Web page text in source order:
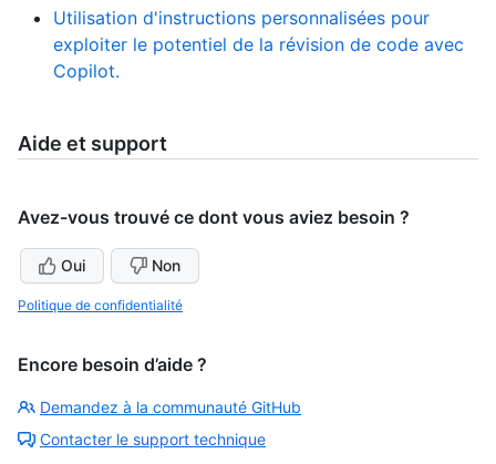
Utilisation d'instructions personnalisées pour
exploiter le potentiel de la révision de code avec
Copilot.
Aide et support
Avez-vous trouvé ce dont vous aviez besoin ?
Oui Non
Politique de confidentialité
Encore besoin d’aide ?
Demandez à la communauté GitHub
Contacter le support technique